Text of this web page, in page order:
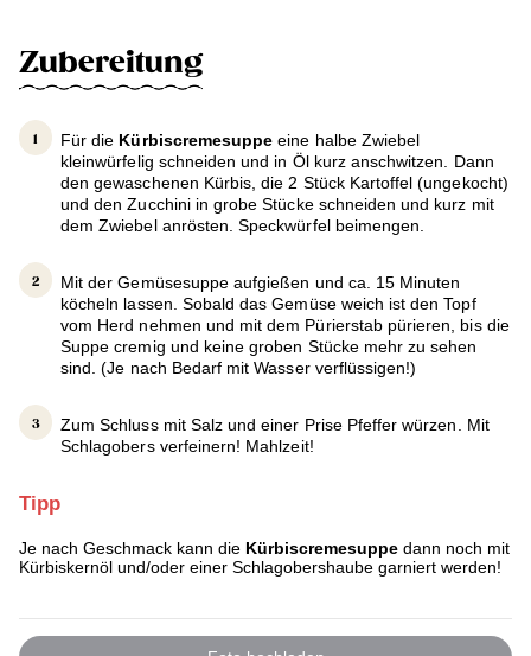
Zubereitung
Für die Kürbiscremesuppe eine halbe Zwiebel
kleinwürfelig schneiden und in Öl kurz anschwitzen. Dann
den gewaschenen Kürbis, die 2 Stück Kartoffel (ungekocht)
und den Zucchini in grobe Stücke schneiden und kurz mit
dem Zwiebel anrösten. Speckwürfel beimengen.
Mit der Gemüsesuppe aufgießen und ca. 15 Minuten
köcheln lassen. Sobald das Gemüse weich ist den Topf
vom Herd nehmen und mit dem Pürierstab pürieren, bis die
Suppe cremig und keine groben Stücke mehr zu sehen
sind. (Je nach Bedarf mit Wasser verflüssigen!)
Zum Schluss mit Salz und einer Prise Pfeffer würzen. Mit
Schlagobers verfeinern! Mahlzeit!
Tipp
Je nach Geschmack kann die Kürbiscremesuppe dann noch mit
Kürbiskernöl und/oder einer Schlagobershaube garniert werden!